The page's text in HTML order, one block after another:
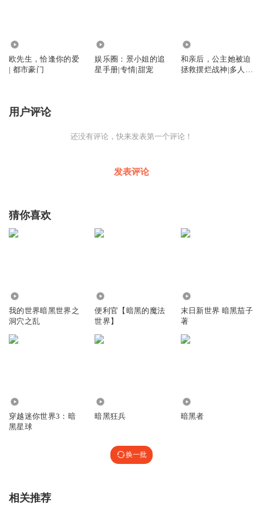
欧先生，恰逢你的爱
| 都市豪门
娱乐圈：景小姐的追
星手册|专情|甜宠
和亲后，公主她被迫
拯救摆烂战神|多人精
用户评论
还没有评论，快来发表第一个评论！
发表评论
猜你喜欢
我的世界暗黑世界之
洞穴之乱
便利官【暗黑的魔法
世界】
末日新世界 暗黑茄子
著
穿越迷你世界3：暗
黑星球
暗黑狂兵 暗黑者
换一批
相关推荐